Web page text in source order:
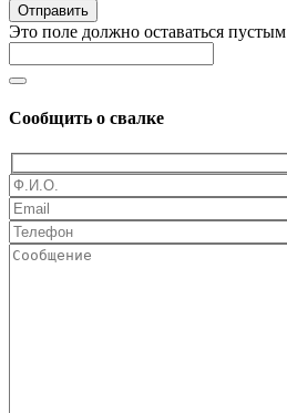
Отправить
Это поле должно оставаться пустым
Сообщить о свалке